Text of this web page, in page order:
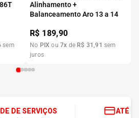
sem
Alinhamento +
Balanceamento Aro 13 a 14
R$ 189,90
No PIX ou7x de R$ 31 ,91 sem
juros
DE SERVIÇOS ATÉ